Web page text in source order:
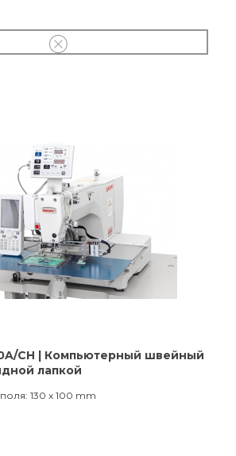
CH | Компьютерный швейный
лапкой
130 x 100 mm